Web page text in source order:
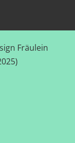
Fräulein